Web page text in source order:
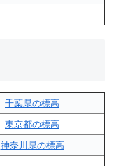
–
千葉県の標高
東京都の標高
神奈川県の標高